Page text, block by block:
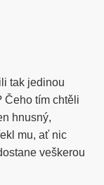
tak jedinou
Čeho tím chtěli
hnusný,
mu, ať nic
veškerou